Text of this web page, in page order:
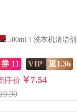
500ml！洗衣机清洁剂
券 11 VIP 返1.36
手价 ￥7.54